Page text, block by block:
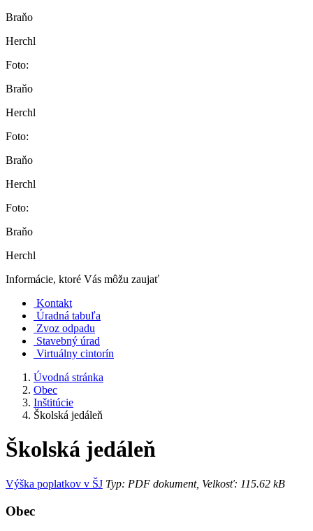
Braňo
Herchl
Foto:
Braňo
Herchl
Foto:
Braňo
Herchl
Foto:
Braňo
Herchl
Informácie, ktoré Vás môžu zaujať
Kontakt
Úradná tabuľa
Zvoz odpadu
Stavebný úrad
Virtuálny cintorín
Úvodná stránka
Obec
Inštitúcie
Školská jedáleň
Školská jedáleň
Výška poplatkov v ŠJ Typ: PDF dokument, Velkosť: 115.62 kB
Obec